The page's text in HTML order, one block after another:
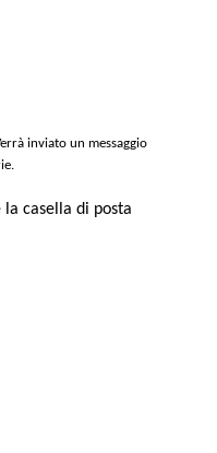
inviato un messaggio
casella di posta